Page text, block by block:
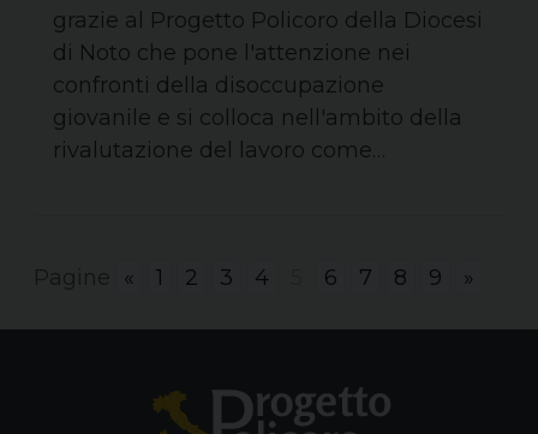
grazie al Progetto Policoro della Diocesi
di Noto che pone l'attenzione nei
confronti della disoccupazione
giovanile e si colloca nell'ambito della
rivalutazione del lavoro come…
Pagine « 1 2 3 4 6 7 8 9 »